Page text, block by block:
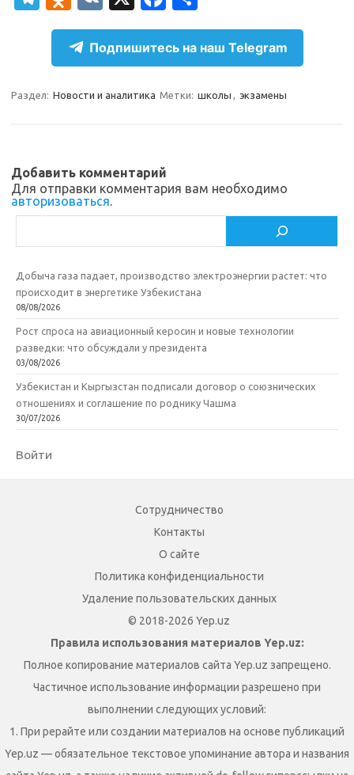
el
gr
a
d
n
o
kl
ik
i
K
c
e
b
o
т
п
р
а
ь
Подпишитесь на наш Telegram
Раздел: Новости и аналитика Метки: школы , экзамены
Добавить комментарий
Для отправки комментария вам необходимо
авторизоваться.
Добыча газа падает, производство электроэнергии растет: что
происходит в энергетике Узбекистана
08/08/2026
Рост спроса на авиационный керосин и новые технологии
разведки: что обсуждали у президента
03/08/2026
Узбекистан и Кыргызстан подписали договор о союзнических
отношениях и соглашение по роднику Чашма
30/07/2026
Войти
Сотрудничество
Контакты
О сайте
Политика конфиденциальности
Удаление пользовательских данных
© 2018-2026 Yep.uz
Правила использования материалов Yep.uz:
Полное копирование материалов сайта Yep.uz запрещено.
Частичное использование информации разрешено при
выполнении следующих условий:
1. При рерайте или создании материалов на основе публикаций
Yep.uz — обязательное текстовое упоминание автора и названия